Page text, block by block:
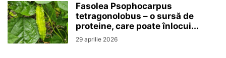
Fasolea Psophocarpus
tetragonolobus – o sursă de
proteine, care poate înlocui...
29 aprilie 2026